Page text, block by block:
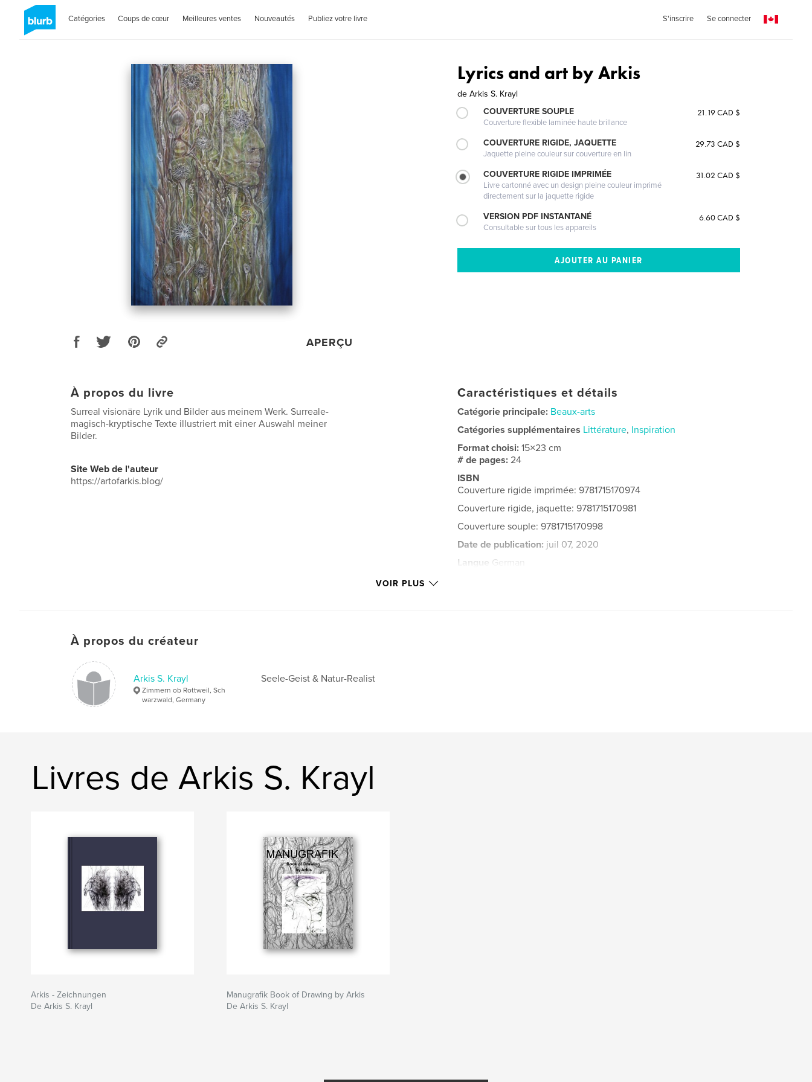
Catégories Coups de cœur Meilleures ventes Nouveautés Publiez votre livre S'inscrire Se connecter
APERÇU
Lyrics and art by Arkis
de Arkis S. Krayl
COUVERTURE SOUPLE
Couverture flexible laminée haute brillance
21.19 CAD $
COUVERTURE RIGIDE, JAQUETTE
Jaquette pleine couleur sur couverture en lin
29.73 CAD $
COUVERTURE RIGIDE IMPRIMÉE
Livre cartonné avec un design pleine couleur imprimé
directement sur la jaquette rigide
31.02 CAD $
VERSION PDF INSTANTANÉ
Consultable sur tous les appareils
6.60 CAD $
À propos du livre
Surreal visionäre Lyrik und Bilder aus meinem Werk. Surreale-
magisch-kryptische Texte illustriert mit einer Auswahl meiner
Bilder.
Site Web de l'auteur
https://artofarkis.blog/
Caractéristiques et détails
Catégorie principale: Beaux-arts
Catégories supplémentaires Littérature, Inspiration
Format choisi:15×23 cm
# de pages:24
ISBN
Couverture rigide imprimée: 9781715170974
Couverture rigide, jaquette: 9781715170981
Couverture souple: 9781715170998
Date de publication: juil 07, 2020
Langue German
VOIR PLUS
À propos du créateur
Arkis S. Krayl
Zimmern ob Rottweil, Sch
warzwald, Germany
Seele-Geist & Natur-Realist
Livres de Arkis S. Krayl
Arkis - Zeichnungen
De Arkis S. Krayl
Manugrafik Book of Drawing by Arkis
De Arkis S. Krayl